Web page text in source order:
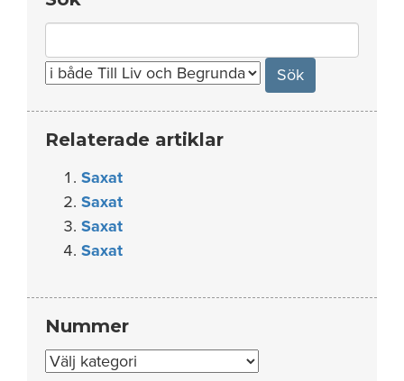
for:
Relaterade artiklar
Saxat
Saxat
Saxat
Saxat
Nummer
Nummer